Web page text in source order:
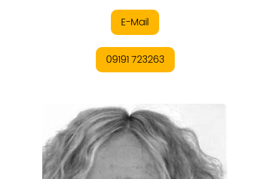
REGIONEN
ORTE
EVENTS
REISEFÜHRER